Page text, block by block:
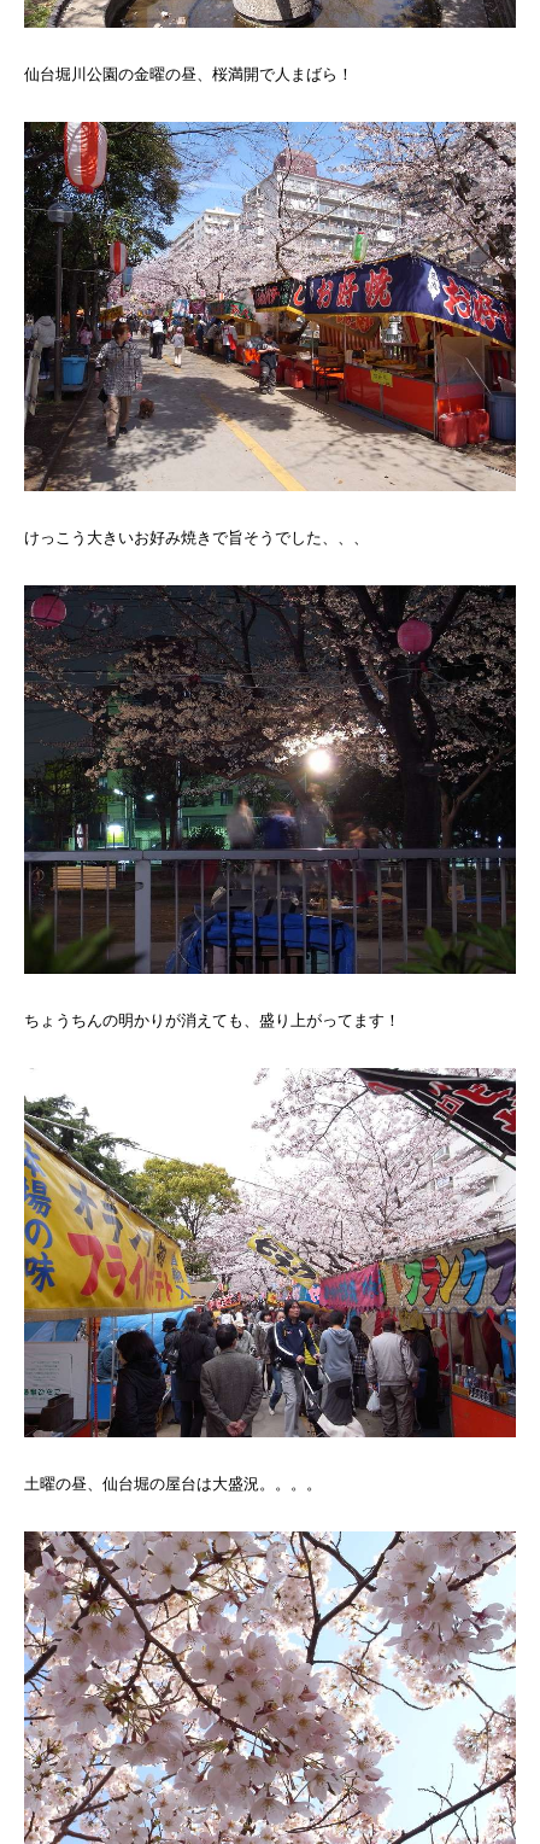
仙台堀川公園の金曜の昼、桜満開で人まばら！
けっこう大きいお好み焼きで旨そうでした、、、
ちょうちんの明かりが消えても、盛り上がってます！
土曜の昼、仙台堀の屋台は大盛況。。。。